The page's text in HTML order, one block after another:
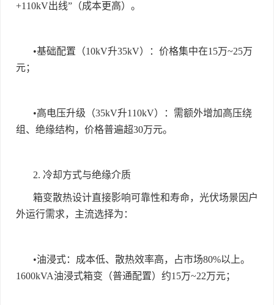
+110kV出线” （成本更高）。
•基础配置（10kV升35kV）：价格集中在15万~25万
元；
•高电压升级（35kV升110kV）：需额外增加高压绕
组、绝缘结构，价格普遍超30万元。
2. 冷却方式与绝缘介质
箱变散热设计直接影响可靠性和寿命，光伏场景因户
外运行需求，主流选择为：
•油浸式：成本低、散热效率高，占市场80%以上。
1600kVA油浸式箱变（普通配置）约15万~22万元；